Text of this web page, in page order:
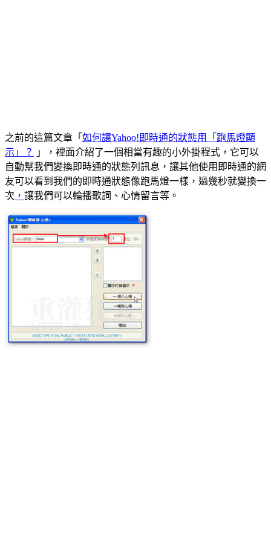
之前的這篇文章「 如何讓Yahoo!即時通的狀態用「跑馬燈顯
示」？
」，裡面介紹了一個相當有趣的小外掛程式，它可以
自動幫我們變換即時通的狀態列訊息，讓其他使用即時通的網
友可以看到我們的即時通狀態像跑馬燈一樣，過幾秒就變換一
次 ， 讓我們可以輪播歌詞、心情留言等。